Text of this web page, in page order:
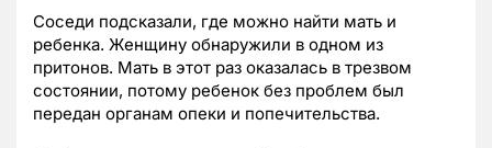
Соседи подсказали, где можно найти мать и
ребенка. Женщину обнаружили в одном из
притонов. Мать в этот раз оказалась в трезвом
состоянии, потому ребенок без проблем был
передан органам опеки и попечительства.